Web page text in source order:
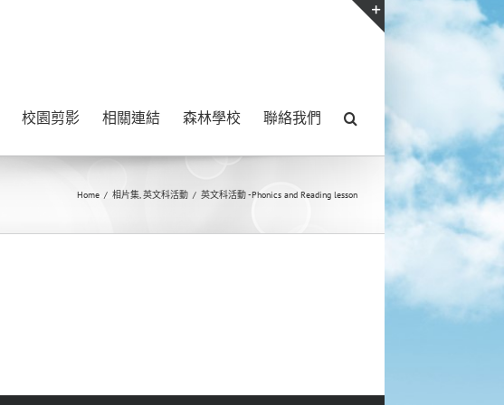
校園剪影 相關連結 森林學校 聯絡我們
Home / 相片集,英文科活動 / 英文科活動 -Phonics and Reading lesson
Toggle
Area